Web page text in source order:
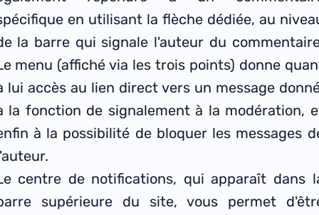
en utilisant la flèche dédiée, au
la barre qui signale l'auteur du
menu (affiché via les trois points) donne
lui accès au lien direct vers un message
la fonction de signalement à la modération,
à la possibilité de bloquer les messages
centre de notifications, qui apparaît dans
supérieure du site, vous permet